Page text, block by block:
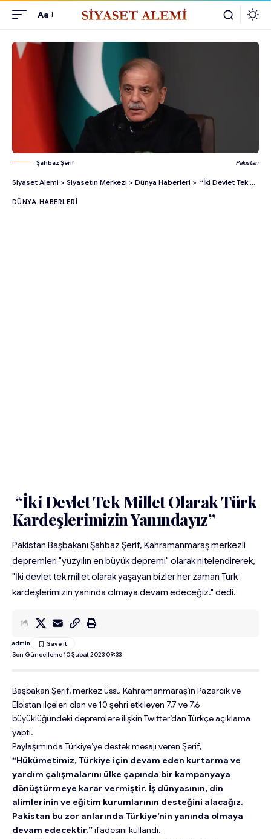
Aa
Şahbaz Şerif Pakistan
Siyaset Alemi > Siyasetin Merkezi > Dünya Haberleri > “İki Devlet Tek Millet Olarak Türk Kardeşlerimizin Yanındayız”
DÜNYA HABERLERI
“İki Devlet Tek Millet Olarak Türk
Kardeşlerimizin Yanındayız”
Pakistan Başbakanı Şahbaz Şerif, Kahramanmaraş merkezli
depremleri "yüzyılın en büyük depremi" olarak nitelendirerek,
"İki devlet tek millet olarak yaşayan bizler her zaman Türk
kardeşlerimizin yanında olmaya devam edeceğiz." dedi.
Son Güncelleme 10 Şubat 2023 09:33
admin
Başbakan Şerif, merkez üssü Kahramanmaraş’ın Pazarcık ve
Elbistan ilçeleri olan ve 10 şehri etkileyen 7,7 ve 7,6
büyüklüğündeki depremlere ilişkin Twitter’dan Türkçe açıklama
yaptı.
Paylaşımında Türkiye’ye destek mesajı veren Şerif,
“Hükümetimiz, Türkiye için devam eden kurtarma ve
yardım çalışmalarını ülke çapında bir kampanyaya
dönüştürmeye karar vermiştir. İş dünyasının, din
alimlerinin ve eğitim kurumlarının desteğini alacağız.
Pakistan bu zor anlarında Türkiye’nin yanında olmaya
devam edecektir.”ifadesini kullandı.